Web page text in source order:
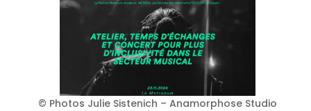
© Photos Julie Sistenich – Anamorphose Studio